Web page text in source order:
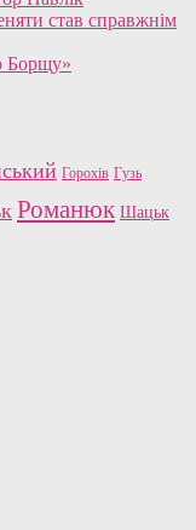
став справжнім
Борщу»
Горохів Гузь
Романюк Шацьк